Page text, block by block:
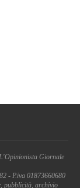
Giornale
- P.iva 01873660680
pubblicità, archivio